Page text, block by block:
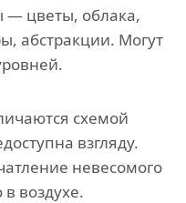
— цветы, облака,
абстракции. Могут
схемой
взгляду.
невесомого
воздухе.